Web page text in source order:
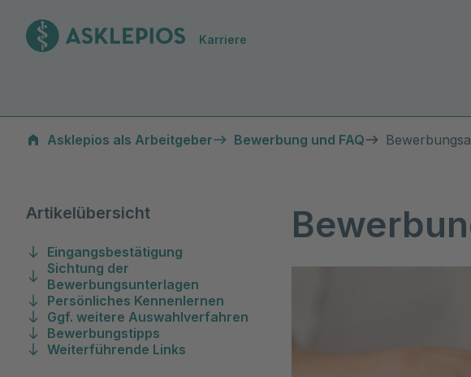
Karriere
Asklepios als Arbeitgeber
Bewerbung und FAQ
Artikelübersicht
Eingangsbestätigung
Sichtung der
Bewerbungsunterlagen
Persönliches Kennenlernen
Ggf. weitere Auswahlverfahren
Bewerbungstipps
Weiterführende Links